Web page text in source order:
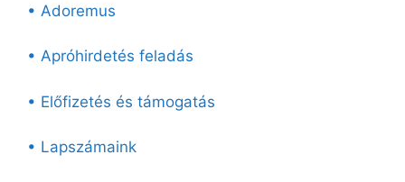
• Adoremus
• Apróhirdetés feladás
• Előfizetés és támogatás
• Lapszámaink